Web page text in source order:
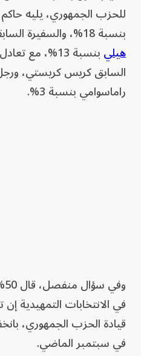
للحزب الجمهوري، يليه
بنسبة 18%، والسفيرة السابقة للأمم المتحدة
هيلي
بنسبة 13%،
السابق كريس كريستي،
راماسوامي بنسبة 3%.
في الانتخابات
في سبتمبر الماضي.